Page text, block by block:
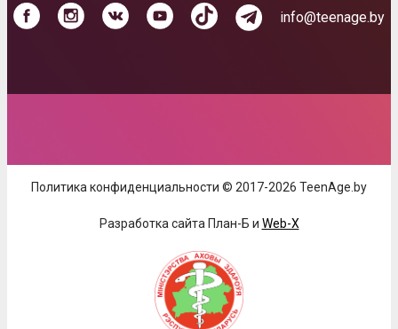
info@teenage.by
Политика конфиденциальности © 2017-2026 TeenAge.by
Разработка сайта План-Б и Web-X